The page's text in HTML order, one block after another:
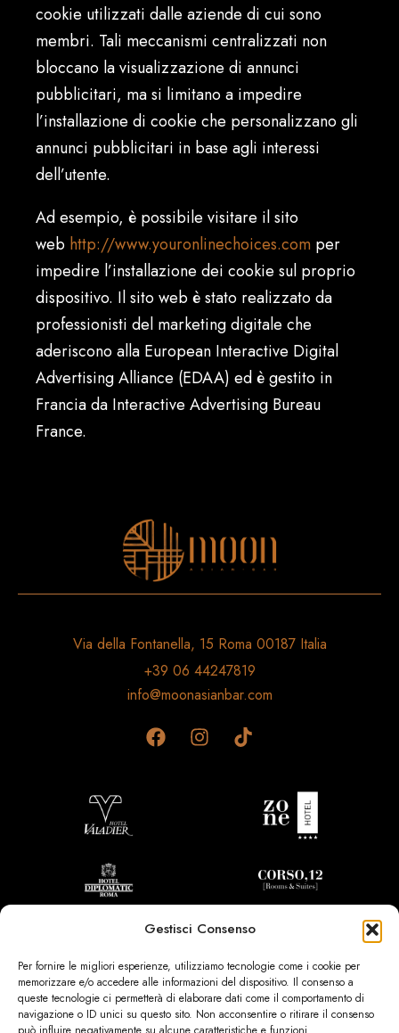
Gestisci Consenso
Per fornire le migliori esperienze, utilizziamo tecnologie come i cookie per
memorizzare e/o accedere alle informazioni del dispositivo. Il consenso a
queste tecnologie ci permetterà di elaborare dati come il comportamento di
navigazione o ID unici su questo sito. Non acconsentire o ritirare il consenso
cookie utilizzati dalle aziende di cui sono
membri. Tali meccanismi centralizzati non
bloccano la visualizzazione di annunci
pubblicitari, ma si limitano a impedire
l’installazione di cookie che personalizzano gli
annunci pubblicitari in base agli interessi
dell’utente.
Ad esempio, è possibile visitare il sito
web http://www.youronlinechoices.com per
impedire l’installazione dei cookie sul proprio
dispositivo. Il sito web è stato realizzato da
professionisti del marketing digitale che
aderiscono alla European Interactive Digital
Advertising Alliance (EDAA) ed è gestito in
Francia da Interactive Advertising Bureau
France.
Via della Fontanella, 15 Roma 00187 Italia
+39 06 44247819
info@moonasianbar.com